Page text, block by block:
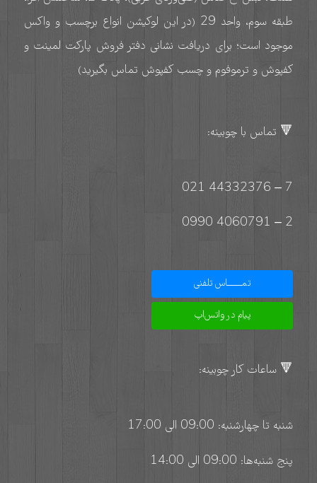
طبقه سوم، واحد 29 (در این لوکیشن انواع برچسب و واکس
موجود است؛ برای دریافت نشانی دفتر فروش پارکت لمینت و
کفپوش و ترموفوم و چسب کفپوش تماس بگیرید)
🔻 تماس با چوبینه:
7 – 44332376 021
2 – 4060791 0990
تمـــــــاس تلفنی
پیام در واتس‌اپ
🔻 ساعات کار چوبینه:
شنبه تا چهارشنبه: 09:00 الی 17:00
پنج شنبه‌ها: 09:00 الی 14:00